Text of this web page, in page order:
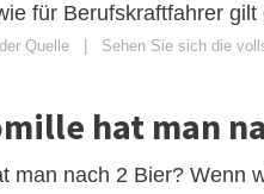
für Berufskraftfahrer
Quelle Sehen Sie sich die
hat man
man nach 2 Bier? Wenn